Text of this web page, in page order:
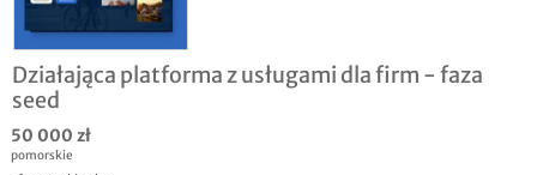
Działająca platforma z usługami dla firm - faza
seed
50 000 zł
pomorskie